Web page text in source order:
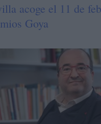
acoge el 11 de
Goya